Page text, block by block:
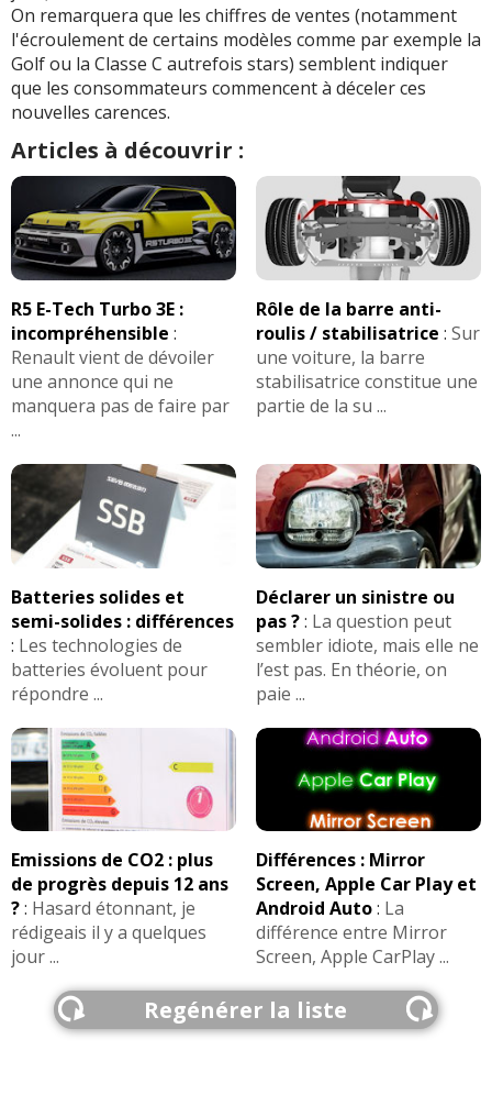
On remarquera que les chiffres de ventes (notamment
l'écroulement de certains modèles comme par exemple la
Golf ou la Classe C autrefois stars) semblent indiquer
que les consommateurs commencent à déceler ces
nouvelles carences.
Articles à découvrir :
R5 E-Tech Turbo 3E :
incompréhensible :
Renault vient de dévoiler
une annonce qui ne
manquera pas de faire par
...
Rôle de la barre anti-
roulis / stabilisatrice : Sur
une voiture, la barre
stabilisatrice constitue une
partie de la su ...
Batteries solides et
semi-solides : différences
: Les technologies de
batteries évoluent pour
répondre ...
Déclarer un sinistre ou
pas ?: La question peut
sembler idiote, mais elle ne
l’est pas. En théorie, on
paie ...
Emissions de CO2 : plus
de progrès depuis 12 ans
?: Hasard étonnant, je
rédigeais il y a quelques
jour ...
Différences : Mirror
Screen, Apple Car Play et
Android Auto: La
différence entre Mirror
Screen, Apple CarPlay ...
Regénérer la liste